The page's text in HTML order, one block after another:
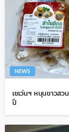
NEWS
เซเว่นฯ หนุนชาวส
ปี